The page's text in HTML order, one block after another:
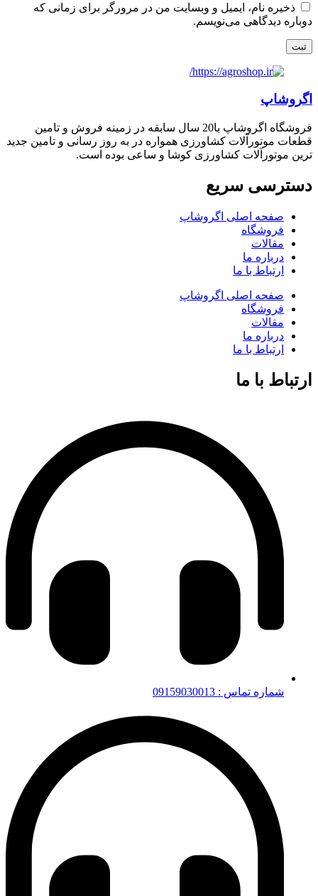
ذخیره نام، ایمیل و وبسایت من در مرورگر برای زمانی که
دوباره دیدگاهی می‌نویسم.
اگروشاپ
فروشگاه اگروشاپ با20 سال سابقه در زمینه فروش و تامین
قطعات موتورآلات کشاورزی همواره در به روز رسانی و تامین جدید
ترین موتورآلات کشاورزی کوشا و ساعی بوده است.
دسترسی سریع
صفحه اصلی اگروشاپ
فروشگاه
مقالات
درباره ما
ارتباط با ما
صفحه اصلی اگروشاپ
فروشگاه
مقالات
درباره ما
ارتباط با ما
ارتباط با ما
شماره تماس : 09159030013